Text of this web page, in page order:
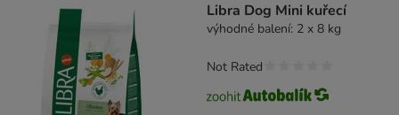
Libra Dog Mini kuřecí
výhodné balení: 2 x 8 kg
Not Rated